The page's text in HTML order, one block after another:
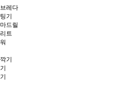
레다
기
드릴
트
기